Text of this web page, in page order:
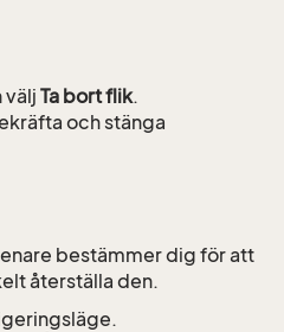
Ta bort flik.
och stänga
bestämmer dig för att
återställa den.